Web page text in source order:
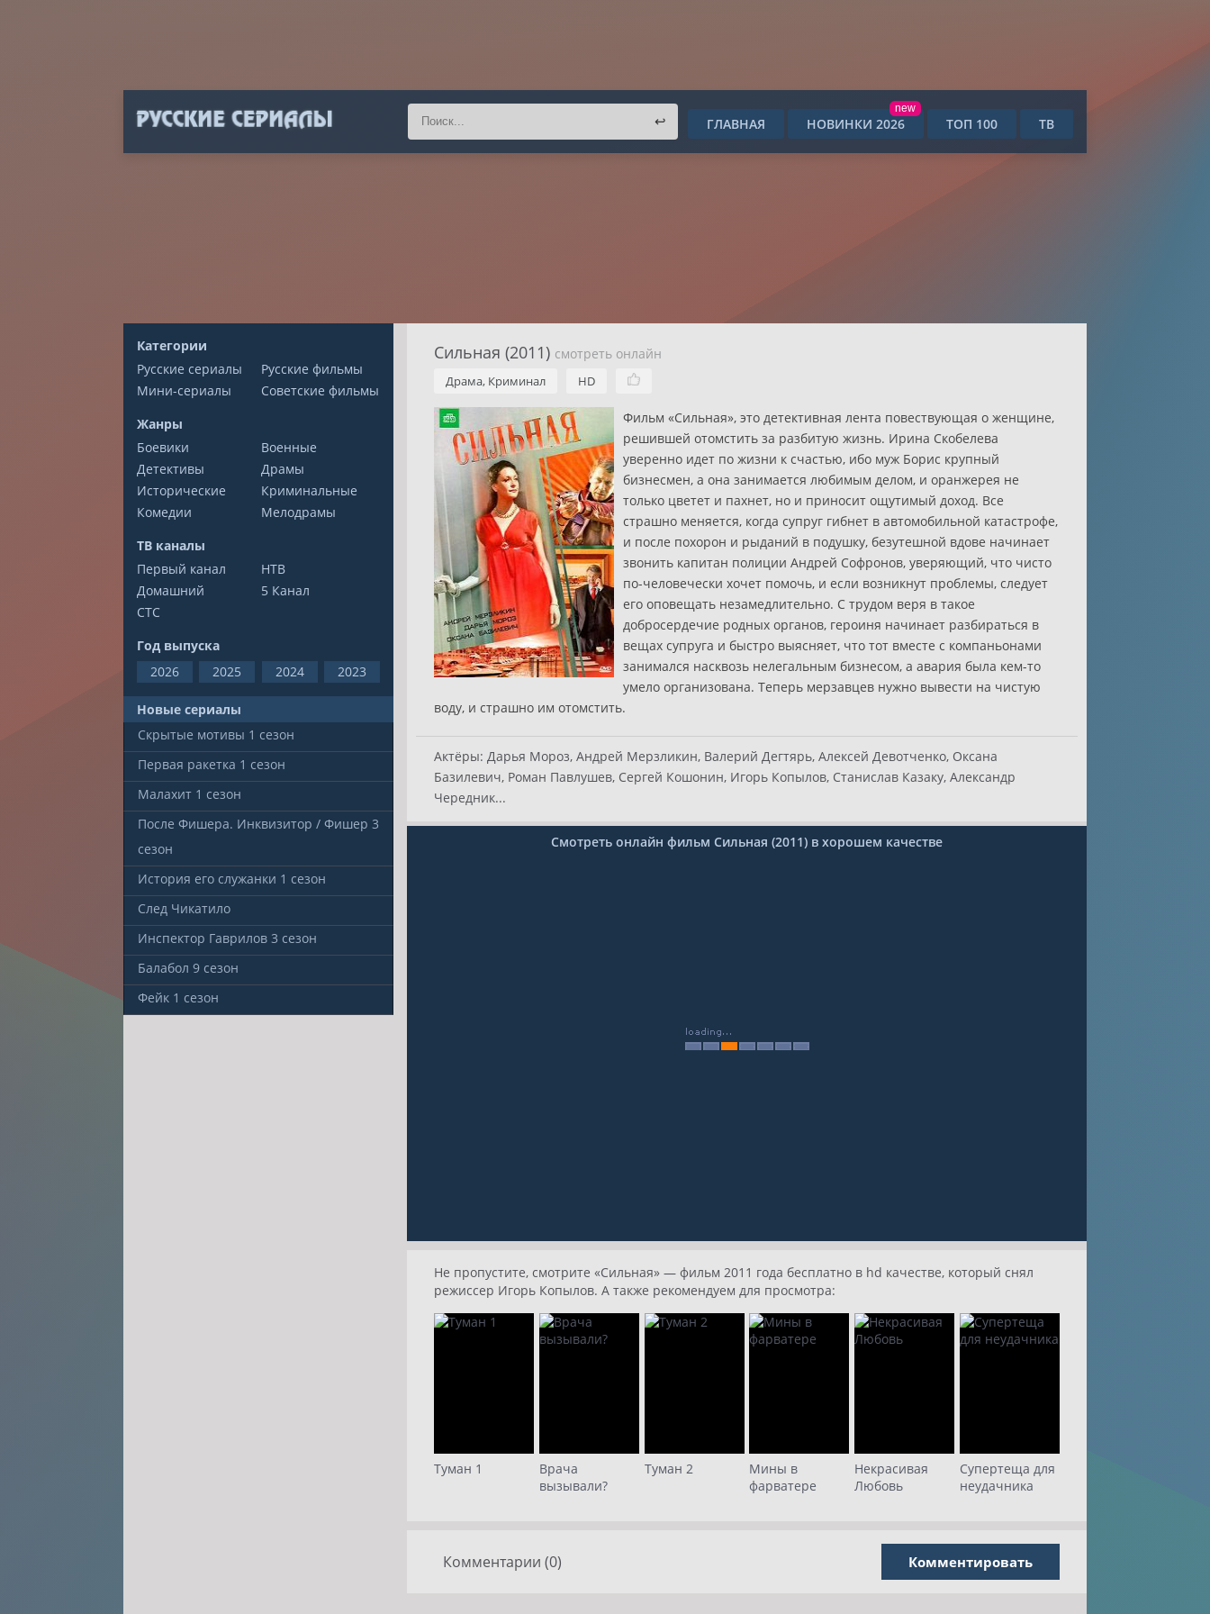
↩ ГЛАВНАЯ НОВИНКИ 2026
new
ТОП 100 ТВ
Сильная (2011) смотреть онлайн
Драма, Криминал HD
Фильм «Сильная», это детективная лента повествующая о женщине,
решившей отомстить за разбитую жизнь. Ирина Скобелева
уверенно идет по жизни к счастью, ибо муж Борис крупный
бизнесмен, а она занимается любимым делом, и оранжерея не
только цветет и пахнет, но и приносит ощутимый доход. Все
страшно меняется, когда супруг гибнет в автомобильной катастрофе,
и после похорон и рыданий в подушку, безутешной вдове начинает
звонить капитан полиции Андрей Софронов, уверяющий, что чисто
по-человечески хочет помочь, и если возникнут проблемы, следует
его оповещать незамедлительно. С трудом веря в такое
добросердечие родных органов, героиня начинает разбираться в
вещах супруга и быстро выясняет, что тот вместе с компаньонами
занимался насквозь нелегальным бизнесом, а авария была кем-то
умело организована. Теперь мерзавцев нужно вывести на чистую
воду, и страшно им отомстить.
Актёры: Дарья Мороз, Андрей Мерзликин, Валерий Дегтярь, Алексей Девотченко, Оксана
Базилевич, Роман Павлушев, Сергей Кошонин, Игорь Копылов, Станислав Казаку, Александр
Чередник...
Смотреть онлайн фильм Сильная (2011) в хорошем качестве
Не пропустите, смотрите «Сильная» — фильм 2011 года бесплатно в hd качестве, который снял
режиссер Игорь Копылов. А также рекомендуем для просмотра:
Туман 1
Врача
вызывали?
Туман 2
Мины в
фарватере
Некрасивая
Любовь
Супертеща для
неудачника
Комментарии (0) Комментировать
Категории
Русские сериалы
Русские фильмы
Мини-сериалы
Советские фильмы
Жанры
Боевики
Военные
Детективы
Драмы
Исторические
Криминальные
Комедии
Мелодрамы
ТВ каналы
Первый канал
НТВ
Домашний
5 Канал
СТС
Год выпуска
2026
2025 2024 2023
Новые сериалы
Скрытые мотивы 1 сезон
Первая ракетка 1 сезон
Малахит 1 сезон
После Фишера. Инквизитор / Фишер 3
сезон
История его служанки 1 сезон
След Чикатило
Инспектор Гаврилов 3 сезон
Балабол 9 сезон
Фейк 1 сезон